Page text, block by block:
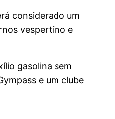
considerado um
vespertino e
gasolina sem
e um clube